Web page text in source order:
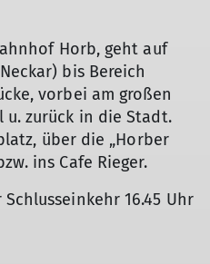
Horb, geht auf
bis Bereich
vorbei am großen
u. zurück in die Stadt.
über die „Horber
ins Cafe Rieger.
16.45 Uhr